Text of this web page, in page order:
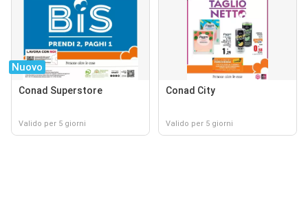
Nuovo
Conad Superstore
Valido per 5 giorni
Conad City
Valido per 5 giorni